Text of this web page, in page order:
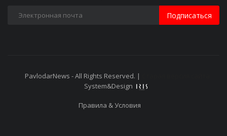
Подписаться
PavlodarNews - All Rights Reserved. |
System&Design
Правила & Условия